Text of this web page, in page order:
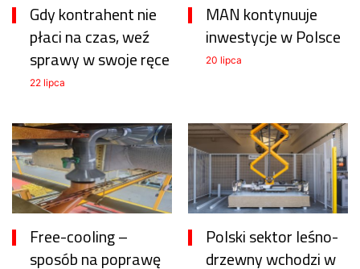
Gdy kontrahent nie
płaci na czas, weź
sprawy w swoje ręce
22 lipca
MAN kontynuuje
inwestycje w Polsce
20 lipca
Free-cooling –
sposób na poprawę
Polski sektor leśno-
drzewny wchodzi w